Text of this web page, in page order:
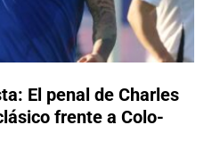
El penal de Charles
frente a Colo-